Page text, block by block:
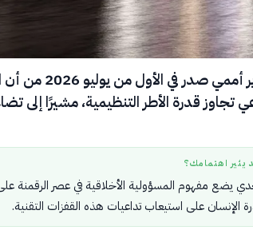
حذّر تقرير أممي
تجاوز قدرة الأطر التنظيمية، مشيرًا
يثير اهتمامك؟
يضع مفهوم المسؤولية الأخلاقية في عصر الرقمنة
الإنسان على استيعاب تداعيات هذه القفزات التقنية.